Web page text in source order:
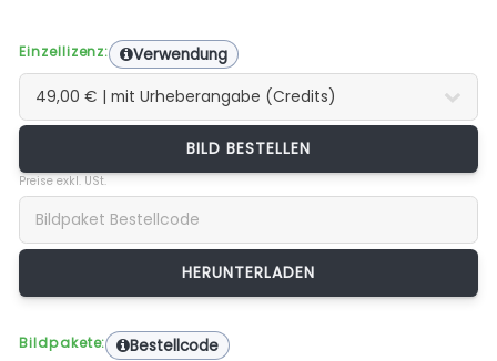
Einzellizenz: Verwendung
BILD BESTELLEN
Preise exkl. USt.
Bildpakete: Bestellcode